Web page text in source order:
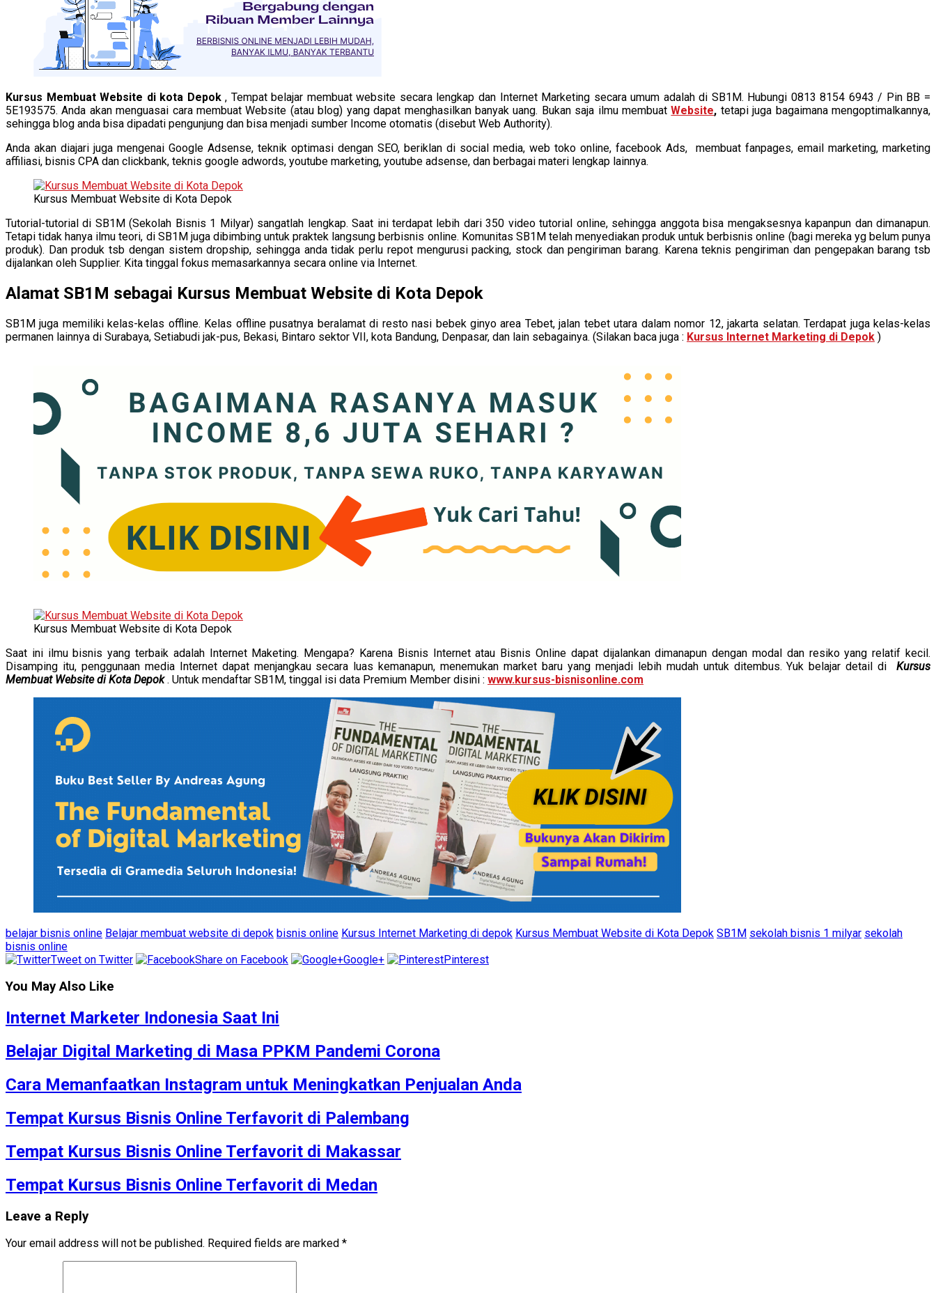
Kursus Membuat Website di kota Depok, Tempat belajar membuat website secara lengkap dan Internet Marketing secara umum adalah di SB1M. Hubungi 0813 8154 6943 / Pin BB =
5E193575. Anda akan menguasai cara membuat Website (atau blog) yang dapat menghasilkan banyak uang. Bukan saja ilmu membuatWebsite, tetapi juga bagaimana mengoptimalkannya,
sehingga blog anda bisa dipadati pengunjung dan bisa menjadi sumber Income otomatis (disebut Web Authority).
Anda akan diajari juga mengenai Google Adsense, teknik optimasi dengan SEO, beriklan di social media, web toko online, facebook Ads, membuat fanpages, email marketing, marketing
affiliasi, bisnis CPA dan clickbank, teknis google adwords, youtube marketing, youtube adsense, dan berbagai materi lengkap lainnya.
Kursus Membuat Website di Kota Depok
Tutorial-tutorial di SB1M (Sekolah Bisnis 1 Milyar) sangatlah lengkap. Saat ini terdapat lebih dari 350 video tutorial online, sehingga anggota bisa mengaksesnya kapanpun dan dimanapun.
Tetapi tidak hanya ilmu teori, di SB1M juga dibimbing untuk praktek langsung berbisnis online. Komunitas SB1M telah menyediakan produk untuk berbisnis online (bagi mereka yg belum punya
produk). Dan produk tsb dengan sistem dropship, sehingga anda tidak perlu repot mengurusi packing, stock dan pengiriman barang. Karena teknis pengiriman dan pengepakan barang tsb
dijalankan oleh Supplier. Kita tinggal fokus memasarkannya secara online via Internet.
Alamat SB1M sebagai Kursus Membuat Website di Kota Depok
SB1M juga memiliki kelas-kelas offline. Kelas offline pusatnya beralamat di resto nasi bebek ginyo area Tebet, jalan tebet utara dalam nomor 12, jakarta selatan. Terdapat juga kelas-kelas
permanen lainnya di Surabaya, Setiabudi jak-pus, Bekasi, Bintaro sektor VII, kota Bandung, Denpasar, dan lain sebagainya. (Silakan baca juga : Kursus Internet Marketing di Depok )
Kursus Membuat Website di Kota Depok
Saat ini ilmu bisnis yang terbaik adalah Internet Maketing. Mengapa? Karena Bisnis Internet atau Bisnis Online dapat dijalankan dimanapun dengan modal dan resiko yang relatif kecil.
Disamping itu, penggunaan media Internet dapat menjangkau secara luas kemanapun, menemukan market baru yang menjadi lebih mudah untuk ditembus. Yuk belajar detail di
Kursus
Membuat Website di Kota Depok . Untuk mendaftar SB1M, tinggal isi data Premium Member disini : www.kursus-bisnisonline.com
belajar bisnis online Belajar membuat website di depok bisnis online Kursus Internet Marketing di depok Kursus Membuat Website di Kota Depok SB1M sekolah bisnis 1 milyar sekolah
bisnis online
Tweet on Twitter
Share on Facebook Google+ Pinterest
You May Also Like
Internet Marketer Indonesia Saat Ini
Belajar Digital Marketing di Masa PPKM Pandemi Corona
Cara Memanfaatkan Instagram untuk Meningkatkan Penjualan Anda
Tempat Kursus Bisnis Online Terfavorit di Palembang
Tempat Kursus Bisnis Online Terfavorit di Makassar
Tempat Kursus Bisnis Online Terfavorit di Medan
Leave a Reply
Your email address will not be published. Required fields are marked *